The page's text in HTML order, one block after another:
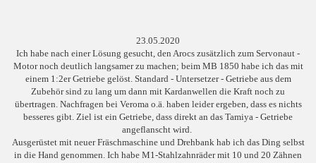
23.05.2020
Ich habe nach einer Lösung gesucht, den Arocs zusätzlich zum Servonaut -
Motor noch deutlich langsamer zu machen; beim MB 1850 habe ich das mit
einem 1:2er Getriebe gelöst. Standard - Untersetzer - Getriebe aus dem
Zubehör sind zu lang um dann mit Kardanwellen die Kraft noch zu
übertragen. Nachfragen bei Veroma o.ä. haben leider ergeben, dass es nichts
besseres gibt. Ziel ist ein Getriebe, dass direkt an das Tamiya - Getriebe
angeflanscht wird.
Ausgerüstet mit neuer Fräschmaschine und Drehbank hab ich das Ding selbst
in die Hand genommen. Ich habe M1-Stahlzahnräder mit 10 und 20 Zähnen